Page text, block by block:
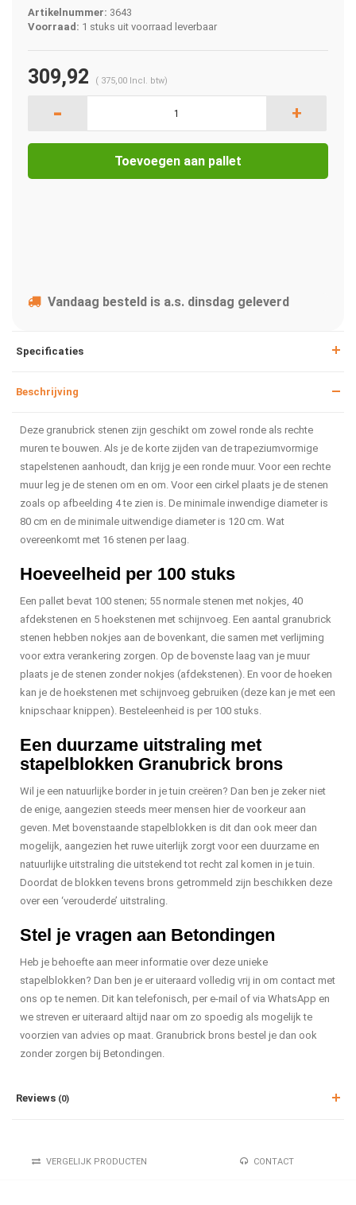
Artikelnummer: 3643
Voorraad: 1 stuks uit voorraad leverbaar
309,92 ( 375,00 Incl. btw)
- +
Toevoegen aan pallet
Vandaag besteld is a.s. dinsdag geleverd
Specificaties
Beschrijving
Deze granubrick stenen zijn geschikt om zowel ronde als rechte
muren te bouwen. Als je de korte zijden van de trapeziumvormige
stapelstenen aanhoudt, dan krijg je een ronde muur. Voor een rechte
muur leg je de stenen om en om. Voor een cirkel plaats je de stenen
zoals op afbeelding 4 te zien is. De minimale inwendige diameter is
80 cm en de minimale uitwendige diameter is 120 cm. Wat
overeenkomt met 16 stenen per laag.
Hoeveelheid per 100 stuks
Een pallet bevat 100 stenen; 55 normale stenen met nokjes, 40
afdekstenen en 5 hoekstenen met schijnvoeg. Een aantal granubrick
stenen hebben nokjes aan de bovenkant, die samen met verlijming
voor extra verankering zorgen. Op de bovenste laag van je muur
plaats je de stenen zonder nokjes (afdekstenen). En voor de hoeken
kan je de hoekstenen met schijnvoeg gebruiken (deze kan je met een
knipschaar knippen). Besteleenheid is per 100 stuks.
Een duurzame uitstraling met
stapelblokken Granubrick brons
Wil je een natuurlijke border in je tuin creëren? Dan ben je zeker niet
de enige, aangezien steeds meer mensen hier de voorkeur aan
geven. Met bovenstaande stapelblokken is dit dan ook meer dan
mogelijk, aangezien het ruwe uiterlijk zorgt voor een duurzame en
natuurlijke uitstraling die uitstekend tot recht zal komen in je tuin.
Doordat de blokken tevens brons getrommeld zijn beschikken deze
over een ‘verouderde’ uitstraling.
Stel je vragen aan Betondingen
Heb je behoefte aan meer informatie over deze unieke
stapelblokken? Dan ben je er uiteraard volledig vrij in om contact met
ons op te nemen. Dit kan telefonisch, per e-mail of via WhatsApp en
we streven er uiteraard altijd naar om zo spoedig als mogelijk te
voorzien van advies op maat. Granubrick brons bestel je dan ook
zonder zorgen bij Betondingen.
Reviews (0)
VERGELIJK PRODUCTEN CONTACT